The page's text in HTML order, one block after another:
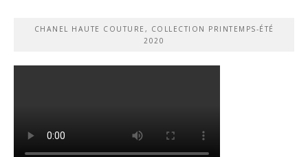
CHANEL HAUTE COUTURE, COLLECTION PRINTEMPS-ÉTÉ
2020